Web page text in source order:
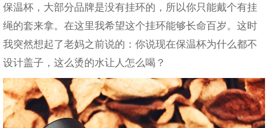
保温杯，大部分品牌是没有挂环的，所以你只能戴个有挂
绳的套来拿。在这里我希望这个挂环能够长命百岁。这时
我突然想起了老妈之前说的：你说现在保温杯为什么都不
设计盖子，这么烫的水让人怎么喝？